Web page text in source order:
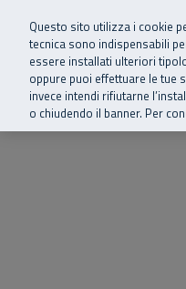
Vai al menu principale
Vai al contenuto principale
Vai al Footer
SuperAbile - il Contact
Questo sito utilizza i cookie
tecnica sono indispensabili
essere installati ulteriori
oppure puoi effettuare le tue
invece intendi rifiutarne
o chiudendo il banner. Per